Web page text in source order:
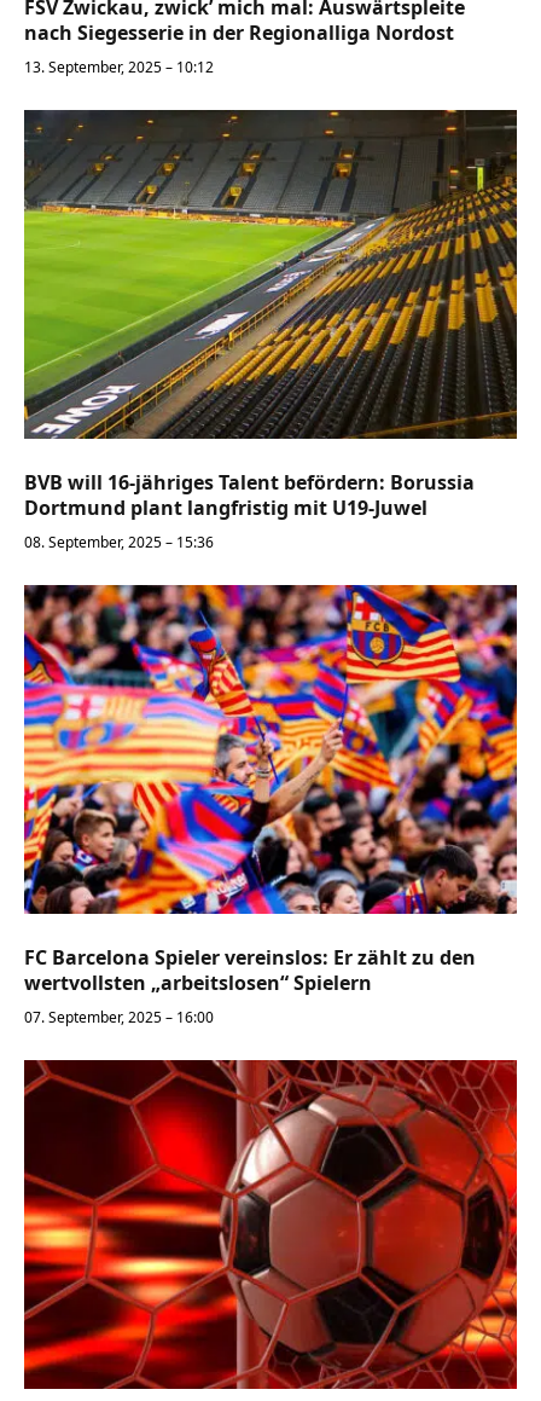
FSV Zwickau, zwick’ mich mal: Auswärtspleite
nach Siegesserie in der Regionalliga Nordost
13. September, 2025 – 10:12
BVB will 16-jähriges Talent befördern: Borussia
Dortmund plant langfristig mit U19-Juwel
08. September, 2025 – 15:36
FC Barcelona Spieler vereinslos: Er zählt zu den
wertvollsten „arbeitslosen“ Spielern
07. September, 2025 – 16:00